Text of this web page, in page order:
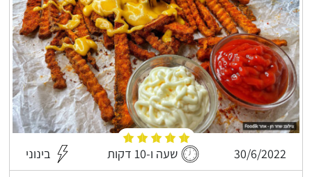
30/6/2022 שעה ו-10 דקות בינוני